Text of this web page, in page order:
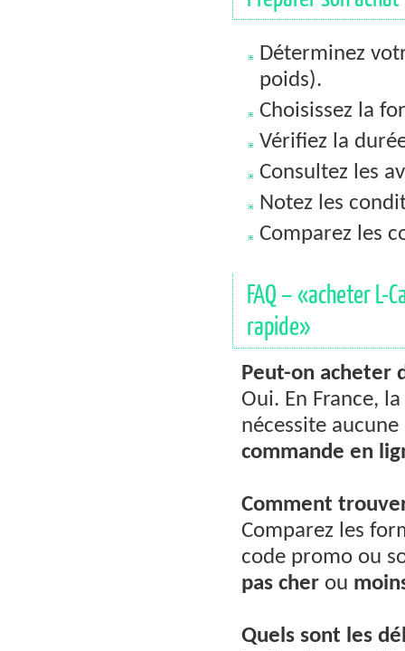
Déterminez
poids).
Choisissez la
Vérifiez la
Consultez les
Notez les
Comparez les
FAQ – «acheter
rapide»
Peut-on acheter
Oui. En France,
nécessite
commande en
Comment
Comparez les
code promo ou
pas cher ou
Quels sont les